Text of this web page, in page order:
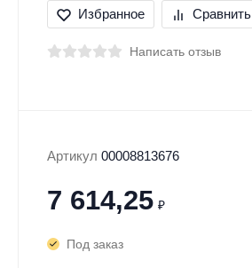
Избранное Сравнить
Написать отзыв
Артикул 00008813676
7 614,25 ₽
Под заказ